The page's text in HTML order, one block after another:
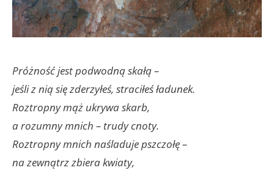
Próżność jest podwodną skałą –
jeśli z nią się zderzyłeś, straciłeś ładunek.
Roztropny mąż ukrywa skarb,
a rozumny mnich – trudy cnoty.
Roztropny mnich naśladuje pszczołę –
na zewnątrz zbiera kwiaty,